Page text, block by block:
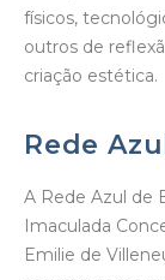
físicos,
outros de
criação estética.
Rede
A Rede Azul de
Imaculada
Emilie de